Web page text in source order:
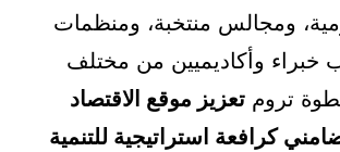
ومجالس منتخبة، ومنظمات
خبراء وأكاديميين من مختلف
تروم تعزيز موقع الاقتصاد
كرافعة استراتيجية للتنمية